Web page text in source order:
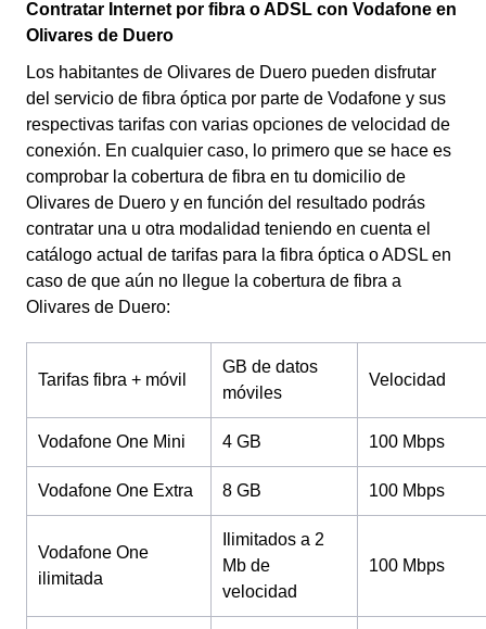
Contratar Internet por fibra o ADSL con Vodafone en
Olivares de Duero
Los habitantes de Olivares de Duero pueden disfrutar
del servicio de fibra óptica por parte de Vodafone y sus
respectivas tarifas con varias opciones de velocidad de
conexión. En cualquier caso, lo primero que se hace es
comprobar la cobertura de fibra en tu domicilio de
Olivares de Duero y en función del resultado podrás
contratar una u otra modalidad teniendo en cuenta el
catálogo actual de tarifas para la fibra óptica o ADSL en
caso de que aún no llegue la cobertura de fibra a
Olivares de Duero:
Tarifas fibra + móvil
GB de datos
móviles
Velocidad
Vodafone One Mini 4 GB 100 Mbps
Vodafone One Extra 8 GB 100 Mbps
Vodafone One
ilimitada
Ilimitados a 2
Mb de
velocidad
100 Mbps